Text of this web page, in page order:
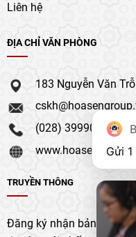
Liên hệ
ĐỊA CHỈ VĂN PHÒNG
183 Nguyễn Văn
(028) 39990 111
TRUYỀN THÔNG
Đăng ký nhận bản tin
Gửi